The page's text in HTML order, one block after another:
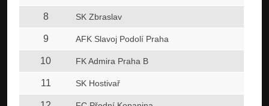
8 SK Zbraslav
9 AFK Slavoj Podolí Praha
10 FK Admira Praha B
11 SK Hostivař